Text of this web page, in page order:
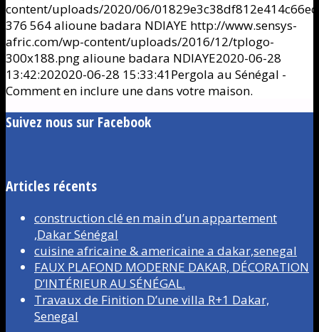
content/uploads/2020/06/
376 564alioune badara NDIAYE http://www.sensys-
afric.com/wp-content/uploads/2016/12/tplogo-
300x188.pngalioune badara NDIAYE2020-06-28
13:42:202020-06-28 15:33:41Pergola au Sénégal -
Comment en inclure une dans votre maison.
Suivez nous sur Facebook
Articles récents
construction clé en main d’un appartement
,Dakar Sénégal
cuisine africaine & americaine a dakar,senegal
FAUX PLAFOND MODERNE DAKAR, DÉCORATION
D’INTÉRIEUR AU SÉNÉGAL.
Travaux de Finition D’une villa R+1 Dakar,
Senegal